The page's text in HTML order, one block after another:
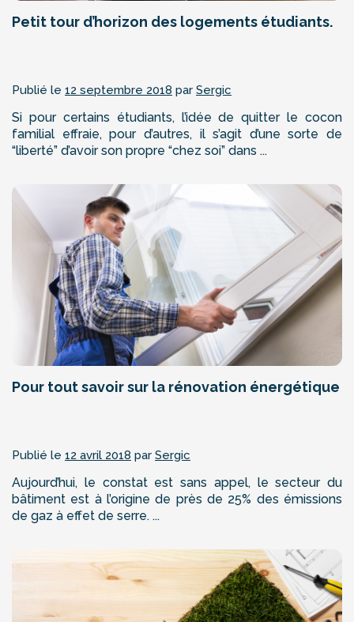
Petit tour d’horizon des logements étudiants.
Publié le 12 septembre 2018 par Sergic
Si pour certains étudiants, l’idée de quitter le cocon
familial effraie, pour d’autres, il s’agit d’une sorte de
“liberté” d’avoir son propre “chez soi” dans ...
Pour tout savoir sur la rénovation énergétique
Publié le 12 avril 2018 par Sergic
Aujourd’hui, le constat est sans appel, le secteur du
bâtiment est à l’origine de près de 25% des émissions
de gaz à effet de serre. ...